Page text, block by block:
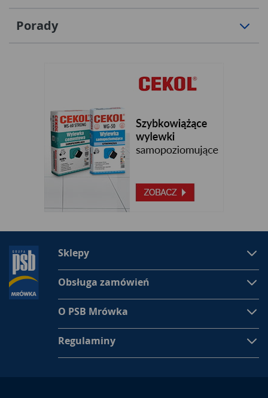
Porady
Sklepy
Obsługa zamówień
O PSB Mrówka
Regulaminy